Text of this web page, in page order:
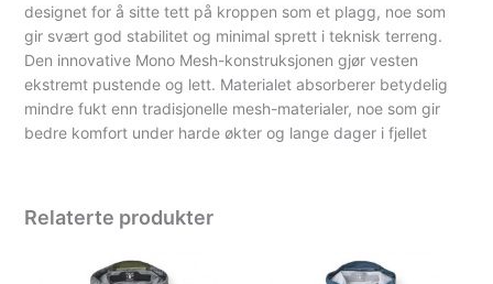
designet for å sitte tett på kroppen som et plagg, noe som
gir svært god stabilitet og minimal sprett i teknisk terreng.
Den innovative Mono Mesh-konstruksjonen gjør vesten
ekstremt pustende og lett. Materialet absorberer betydelig
mindre fukt enn tradisjonelle mesh-materialer, noe som gir
bedre komfort under harde økter og lange dager i fjellet
Relaterte produkter